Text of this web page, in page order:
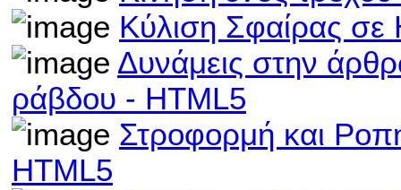
Κύλιση Σφαίρας σε
Δυνάμεις στην
ράβδου - HTML5
Στροφορμή και
HTML5